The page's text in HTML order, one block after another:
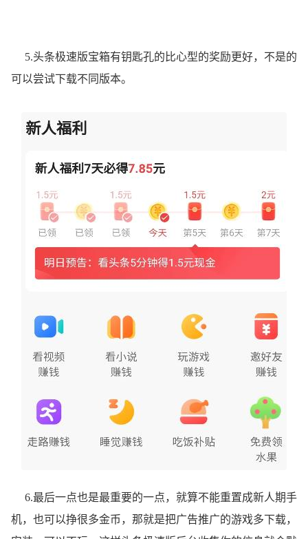
5.头条极速版宝箱有钥匙孔的比心型的奖励更好，不是的
可以尝试下载不同版本。
6.最后一点也是最重要的一点，就算不能重置成新人期手
机，也可以挣很多金币，那就是把广告推广的游戏多下载，